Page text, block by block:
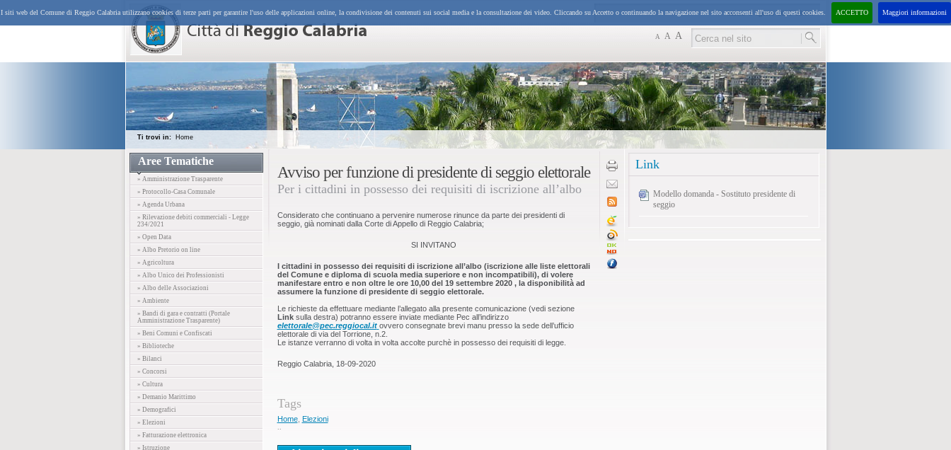
I siti web del Comune di Reggio Calabria utilizzano cookies di terze parti per garantire l'uso delle applicazioni online, la condivisione dei contenuti sui social media e la consultazione dei video. Cliccando su Accetto o continuando la navigazione nel sito acconsenti all'uso di questi cookies. ACCETTO Maggiori informazioni
sabato 8 agosto 2026 03:04:
A A A
Ti trovi in: Home
Aree Tematiche
» Amministrazione Trasparente
» Protocollo-Casa Comunale
» Agenda Urbana
» Rilevazione debiti commerciali - Legge
234/2021
» Open Data
» Albo Pretorio on line
» Agricoltura
» Albo Unico dei Professionisti
» Albo delle Associazioni
» Ambiente
» Bandi di gara e contratti (Portale
Amministrazione Trasparente)
» Beni Comuni e Confiscati
» Biblioteche
» Bilanci
» Concorsi
» Cultura
» Demanio Marittimo
» Demografici
» Elezioni
» Fatturazione elettronica
» Istruzione
Avviso per funzione di presidente di seggio elettorale
Per i cittadini in possesso dei requisiti di iscrizione all’albo
Considerato che continuano a pervenire numerose rinunce da parte dei presidenti di
seggio, già nominati dalla Corte di Appello di Reggio Calabria;
SI INVITANO
I cittadini in possesso dei requisiti di iscrizione all’albo (iscrizione alle liste elettorali
del Comune e diploma di scuola media superiore e non incompatibili), di volere
manifestare entro e non oltre le ore 10,00 del 19 settembre 2020 , la disponibilità ad
assumere la funzione di presidente di seggio elettorale.
Le richieste da effettuare mediante l’allegato alla presente comunicazione (vedi sezione
Linksulla destra) potranno essere inviate mediante Pec all’indirizzo
elettorale@pec.reggiocal.it ovvero consegnate brevi manu presso la sede dell’ufficio
elettorale di via del Torrione, n.2.
Le istanze verranno di volta in volta accolte purchè in possesso dei requisiti di legge.
Reggio Calabria, 18-09-2020
Tags
Home, Elezioni
Link
Modello domanda - Sostituto presidente di
seggio